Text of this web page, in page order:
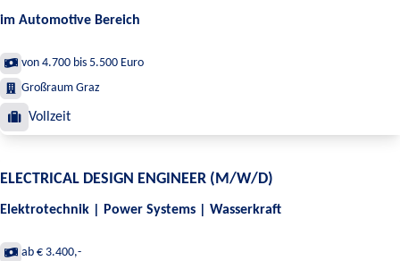
im Automotive Bereich
von 4.700 bis 5.500 Euro
Großraum Graz
Vollzeit
ELECTRICAL DESIGN ENGINEER (M/W/D)
Elektrotechnik | Power Systems | Wasserkraft
ab € 3.400,-